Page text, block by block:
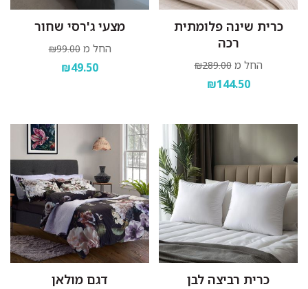
כרית שינה פלומתית
רכה
החל מ ₪289.00
₪144.50
מצעי ג'רסי שחור
החל מ ₪99.00
₪49.50
כרית רביצה לבן דגם מולאן